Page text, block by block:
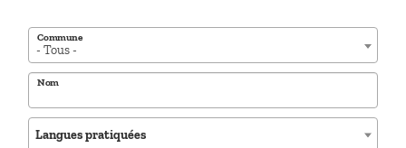
- Tous -
Commune
Nom
Langues pratiquées